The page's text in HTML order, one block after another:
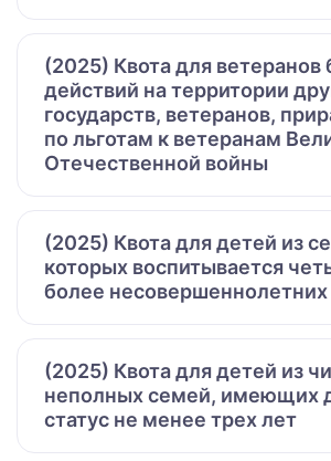
(2025) Квота для ветеранов
действий на территории
государств, ветеранов,
по льготам к ветеранам
Отечественной войны
(2025) Квота для детей из
которых воспитывается
более несовершеннолетних
(2025) Квота для детей из
неполных семей, имеющих
статус не менее трех лет